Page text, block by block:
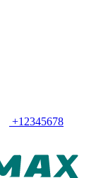
+12345678